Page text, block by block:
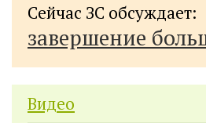
Сейчас ЗС обсуждает:
завершение
Видео